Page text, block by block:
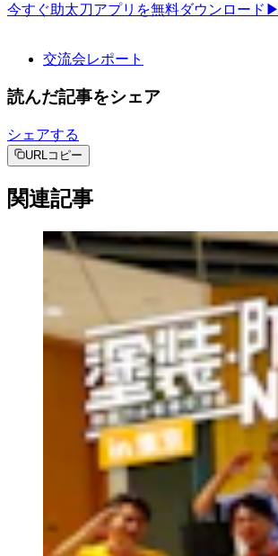
今すぐ助太刀アプリを無料ダウンロード▶︎
交流会レポート
読んだ記事をシェア
シェアする
URLコピー
関連記事